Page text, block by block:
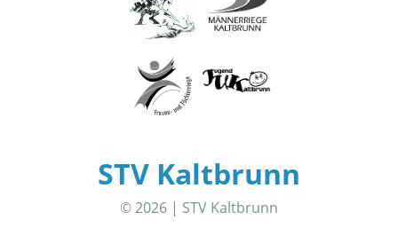
STV Kaltbrunn
© 2026 | STV Kaltbrunn